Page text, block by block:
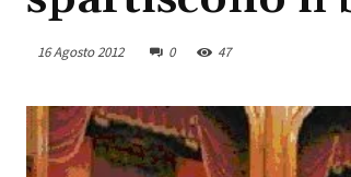
16 Agosto 2012 0 47